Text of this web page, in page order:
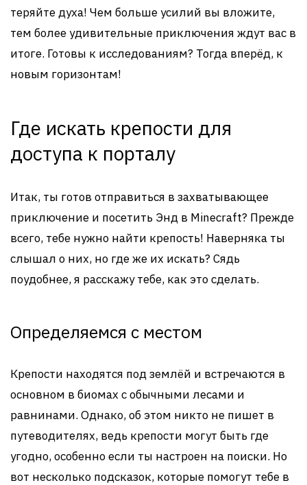
теряйте духа! Чем больше усилий вы вложите,
тем более удивительные приключения ждут вас в
итоге. Готовы к исследованиям? Тогда вперёд, к
новым горизонтам!
Где искать крепости для
доступа к порталу
Итак, ты готов отправиться в захватывающее
приключение и посетить Энд в Minecraft? Прежде
всего, тебе нужно найти крепость! Наверняка ты
слышал о них, но где же их искать? Сядь
поудобнее, я расскажу тебе, как это сделать.
Определяемся с местом
Крепости находятся под землёй и встречаются в
основном в биомах с обычными лесами и
равнинами. Однако, об этом никто не пишет в
путеводителях, ведь крепости могут быть где
угодно, особенно если ты настроен на поиски. Но
вот несколько подсказок, которые помогут тебе в